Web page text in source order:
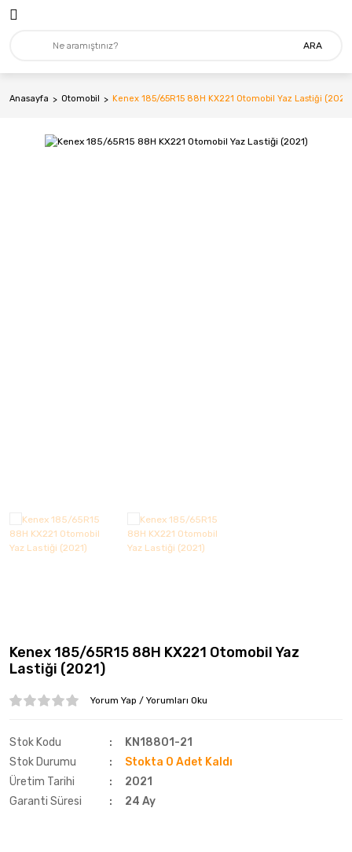
ARA
Anasayfa Otomobil Kenex 185/65R15 88H KX221 Otomobil Yaz Lastiği (2021)
Kenex 185/65R15 88H KX221 Otomobil Yaz
Lastiği (2021)
Yorum Yap / Yorumları Oku
Stok Kodu
KN18801-21
Stok Durumu
Stokta 0 Adet Kaldı
Üretim Tarihi
2021
Garanti Süresi
24 Ay
4X4 - Suv
MARKALAR
Mitas
DGR JANT
Falken
Fd
Goodtrip
Goodyear